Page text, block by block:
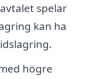
spelar
kan ha
högre